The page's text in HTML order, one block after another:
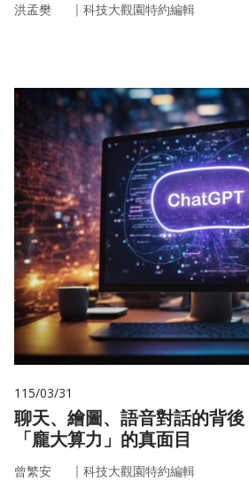
洪孟樊 ｜ 科技大觀園特約編輯
115/03/31
聊天、繪圖、語音對話的背
「龐大算力」的真面目
曾繁安 ｜ 科技大觀園特約編輯